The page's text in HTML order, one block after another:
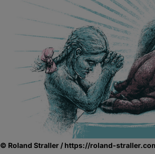
© Roland Straller / https://roland-